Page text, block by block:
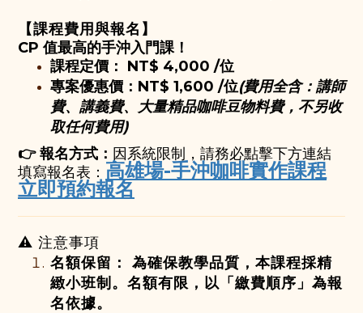
【課程費用與報名】
CP 值最高的手沖入門課！
課程定價： NT$ 4,000 /位
專案優惠價：NT$ 1,600 /位(費用全含：講師
費、講義費、大量精品咖啡豆物料費， 不另收
取任何費用)
👉 報名方式： 因系統限制，請務必點擊下方連結
填寫報名表： 高雄場-手沖咖啡實作課程
立即預約報名
⚠️ 注意事項
名額保留：
為確保教學品質，本課程採精
緻小班制。名額有限，以「繳費順序」為報
名依據。